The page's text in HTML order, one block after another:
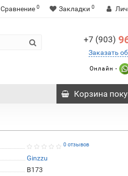
Сравнение 0 Закладки 0
+7 (903)
Заказать
Онлайн -
Корзина
0 отзывов
Ginzzu
B173